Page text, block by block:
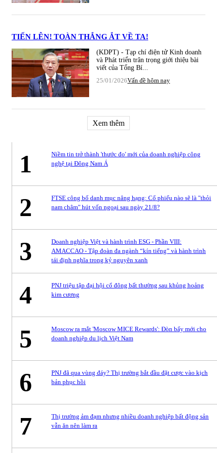
TIẾN LÊN! TOÀN THẮNG ẮT VỀ TA!
(KDPT) - Tạp chí điện tử Kinh doanh
và Phát triển trân trọng giới thiệu bài
viết của Tổng Bí...
25/01/2026Vấn đề hôm nay
Xem thêm
1
Niềm tin trở thành 'thước đo' mới của doanh nghiệp công
nghệ tại Đông Nam Á
2
FTSE công bố danh mục nâng hạng: Cổ phiếu nào sẽ là "thỏi
nam châm" hút vốn ngoại sau ngày 21/8?
3
Doanh nghiệp Việt và hành trình ESG - Phần VIII:
AMACCAO - Tập đoàn đa ngành “kín tiếng” và hành trình
tái định nghĩa trong kỷ nguyên xanh
4
PNJ triệu tập đại hội cổ đông bất thường sau khủng hoảng
kim cương
5
Moscow ra mắt 'Moscow MICE Rewards': Đòn bẩy mới cho
doanh nghiệp du lịch Việt Nam
6
PNJ đã qua vùng đáy? Thị trường bắt đầu đặt cược vào kịch
bản phục hồi
7
Thị trường ảm đạm nhưng nhiều doanh nghiệp bất động sản
vẫn ăn nên làm ra